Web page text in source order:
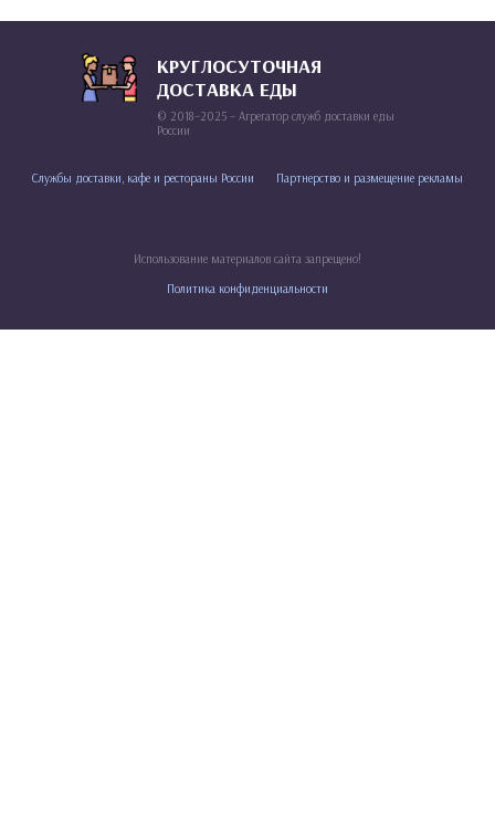
КРУГЛОСУТОЧНАЯ
ДОСТАВКА ЕДЫ
© 2018–2025 – Агрегатор служб доставки еды
России
Службы доставки, кафе и рестораны России Партнерство и размещение рекламы
Использование материалов сайта запрещено!
Политика конфиденциальности